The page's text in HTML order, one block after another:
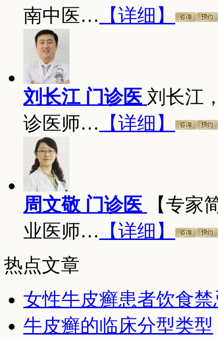
南中医… 【详细】
刘长江 门诊医 刘长江
诊医师… 【详细】
周文敬 门诊医
【专家
业医师… 【详细】
热点文章
女性牛皮癣患者饮食禁
牛皮癣的临床分型类型